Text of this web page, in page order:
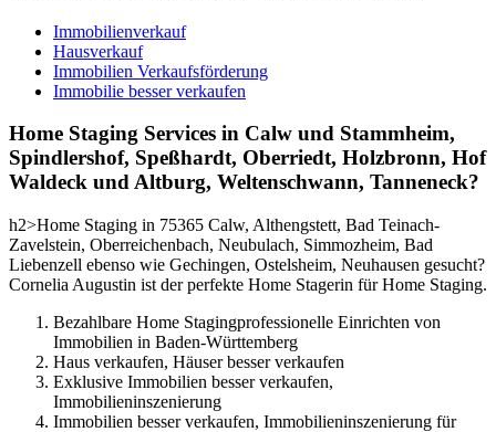
Immobilienverkauf
Hausverkauf
Immobilien Verkaufsförderung
Immobilie besser verkaufen
Home Staging Services in Calw und Stammheim,
Spindlershof, Speßhardt, Oberriedt, Holzbronn, Hof
Waldeck und Altburg, Weltenschwann, Tanneneck?
h2>Home Staging in 75365 Calw, Althengstett, Bad Teinach-
Zavelstein, Oberreichenbach, Neubulach, Simmozheim, Bad
Liebenzell ebenso wie Gechingen, Ostelsheim, Neuhausen gesucht?
Cornelia Augustin ist der perfekte Home Stagerin für Home Staging.
Bezahlbare Home Stagingprofessionelle Einrichten von
Immobilien in Baden-Württemberg
Haus verkaufen, Häuser besser verkaufen
Exklusive Immobilien besser verkaufen,
Immobilieninszenierung
Immobilien besser verkaufen, Immobilieninszenierung für